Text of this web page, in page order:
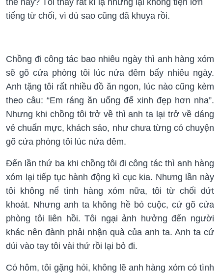
tiếng từ chối, vì dù sao cũng đã khuya rồi.
Chồng đi công tác bao nhiêu ngày thì anh hàng xóm
sẽ gõ cửa phòng tôi lúc nửa đêm bấy nhiêu ngày.
Anh tặng tôi rất nhiều đồ ăn ngon, lúc nào cũng kèm
theo câu: “Em ráng ăn uống để xinh đẹp hơn nha”.
Nhưng khi chồng tôi trở về thì anh ta lại trở về dáng
vẻ chuẩn mực, khách sáo, như chưa từng có chuyện
gõ cửa phòng tôi lúc nửa đêm.
Đến lần thứ ba khi chồng tôi đi công tác thì anh hàng
xóm lại tiếp tục hành động kì cục kia. Nhưng lần này
tôi không nể tình hàng xóm nữa, tôi từ chối dứt
khoát. Nhưng anh ta không hề bỏ cuộc, cứ gõ cửa
phòng tôi liên hồi. Tôi ngại ảnh hưởng đến người
khác nên đành phải nhận quà của anh ta. Anh ta cứ
dúi vào tay tôi vài thứ rồi lại bỏ đi.
Có hôm, tôi gặng hỏi, không lẽ anh hàng xóm có tình